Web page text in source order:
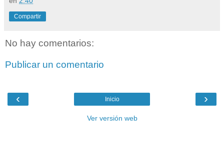
Compartir
No hay comentarios:
Publicar un comentario
‹ ›
Inicio
Ver versión web